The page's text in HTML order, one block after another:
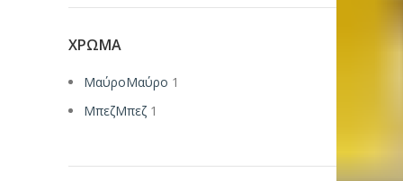
ΧΡΏΜΑ
ΜαύροΜαύρο 1
ΜπεζΜπεζ 1